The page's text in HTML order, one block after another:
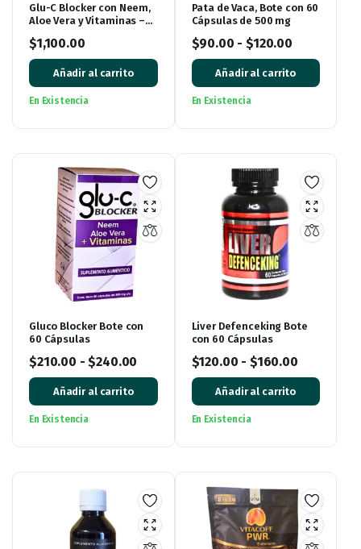
Glu-C Blocker con Neem,
Aloe Vera y Vitaminas –
Cápsulas)
$1,100.00
Añadir al carrito
En Existencia
Pata de Vaca, Bote con 60
Cápsulas de 500 mg
$90.00 - $120.00
Añadir al carrito
En Existencia
Gluco Blocker Bote con
60 Cápsulas
$210.00 -$240.00
Añadir al carrito
En Existencia
Liver Defenceking Bote
con 60 Cápsulas
$120.00 - $160.00
Añadir al carrito
En Existencia